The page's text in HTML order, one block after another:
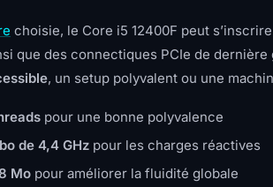
choisie, le Core i5 12400F peut
que des connectiques PCIe de
, un setup polyvalent ou une
pour une bonne polyvalence
de 4,4 GHz pour les charges réactives
Mo pour améliorer la fluidité globale